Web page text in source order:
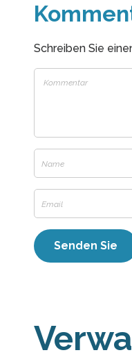
Schreiben Sie